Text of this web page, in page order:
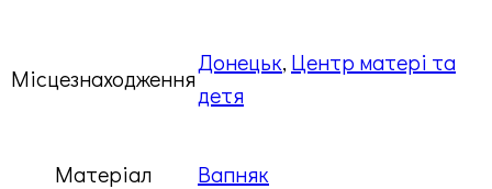
Місцезнаходження
Донецьк, Центр матері та
детя
Матеріал Вапняк